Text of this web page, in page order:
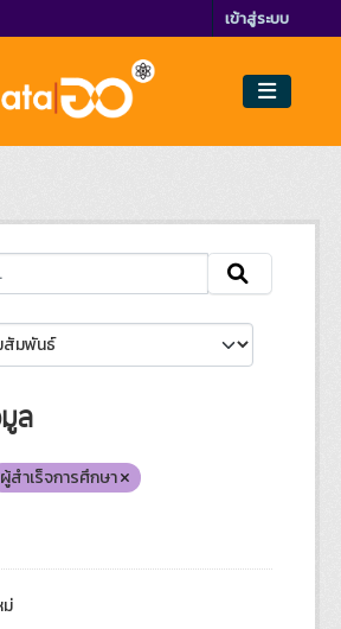
เข้าสู่ระบบ
ล
ผู้สำเร็จการศึกษา